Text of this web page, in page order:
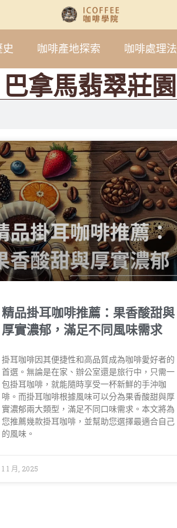
咖啡產地探索 咖啡處理法
巴拿馬翡翠莊園
精品掛耳咖啡推薦：果香酸甜與
厚實濃郁，滿足不同風味需求
掛耳咖啡因其便捷性和高品質成為咖啡愛好者的
首選。無論是在家、辦公室還是旅行中，只需一
包掛耳咖啡，就能隨時享受一杯新鮮的手沖咖
啡。而掛耳咖啡根據風味可以分為果香酸甜與厚
實濃郁兩大類型，滿足不同口味需求。本文將為
您推薦幾款掛耳咖啡，並幫助您選擇最適合自己
的風味。
1 1 月, 2025